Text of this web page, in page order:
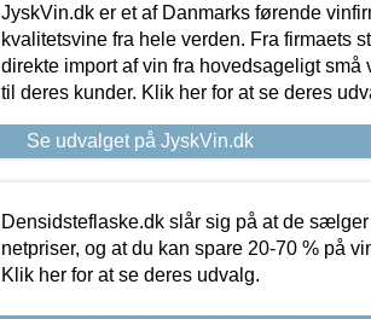
JyskVin.dk er et af Danmarks førende
kvalitetsvine fra hele verden. Fra firmaets
direkte import af vin fra hovedsageligt små
til deres kunder. Klik her for at se deres
Se udvalget på JyskVin.dk
Densidsteflaske.dk slår sig på at de
netpriser, og at du kan spare 20-70 % på
Klik her for at se deres udvalg.